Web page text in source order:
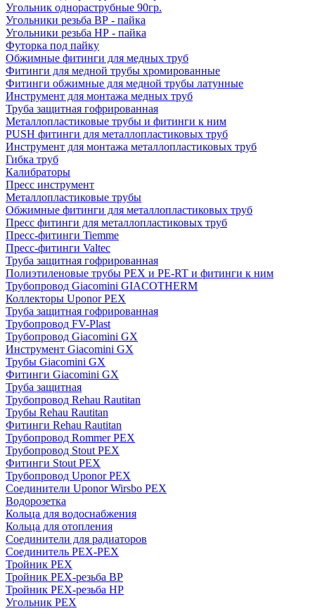
Угольник однораструбные 90гр.
Угольники резьба ВР - пайка
Угольники резьба НР - пайка
Футорка под пайку
Обжимные фитинги для медных труб
Фитинги для медной трубы хромированные
Фитинги обжимные для медной трубы латунные
Инструмент для монтажа медных труб
Труба защитная гофрированная
Металлопластиковые трубы и фитинги к ним
PUSH фитинги для металлопластиковых труб
Инструмент для монтажа металлопластиковых труб
Гибка труб
Калибраторы
Пресс инструмент
Металлопластиковые трубы
Обжимные фитинги для металлопластиковых труб
Пресс фитинги для металлопластиковых труб
Пресс-фитинги Tiemme
Пресс-фитинги Valtec
Труба защитная гофрированная
Полиэтиленовые трубы PEX и PE-RT и фитинги к ним
Трубопровод Giacomini GIACOTHERM
Коллекторы Uponor PEX
Труба защитная гофрированная
Трубопровод FV-Plast
Трубопровод Giacomini GX
Инструмент Giacomini GX
Трубы Giacomini GX
Фитинги Giacomini GX
Труба защитная
Трубопровод Rehau Rautitan
Трубы Rehau Rautitan
Фитинги Rehau Rautitan
Трубопровод Rommer PEX
Трубопровод Stout PEX
Фитинги Stout PEX
Трубопровод Uponor PEX
Соединители Uponor Wirsbo PEX
Водорозетка
Кольца для водоснабжения
Кольца для отопления
Соединители для радиаторов
Соединитель PEX-PEX
Тройник PEX
Тройник PEX-резьба ВР
Тройник PEX-резьба НР
Угольник PEX